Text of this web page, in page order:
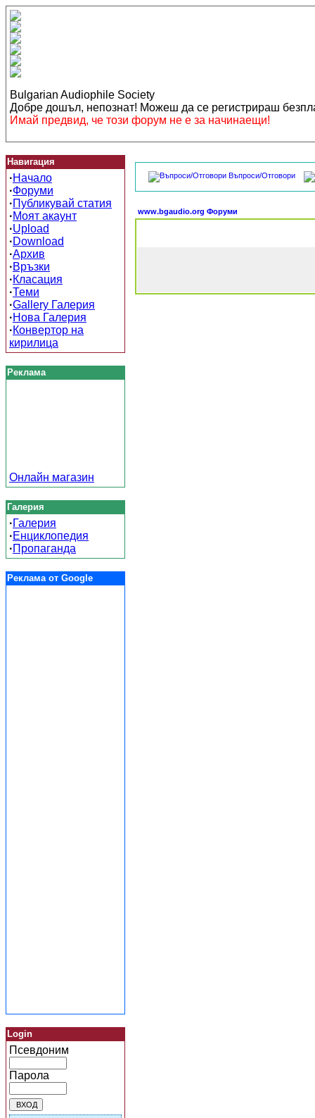
Bulgarian Audiophile Society
Добре дошъл, непознат! Можеш да се регистрираш
Имай предвид, че този форум не е за начинаещи!
Навигация
·Начало
·Форуми
·Публикувай статия
·Моят акаунт
·Upload
·Download
·Архив
·Връзки
·Класация
·Теми
·Gallery Галерия
·Нова Галерия
·Конвертор на
кирилица
Реклама
Онлайн магазин
Галерия
·Галерия
·Енциклопедия
·Пропаганда
Реклама от Google
Login
Псевдоним
Парола
Въпроси/Отговори
www.bgaudio.org Форуми